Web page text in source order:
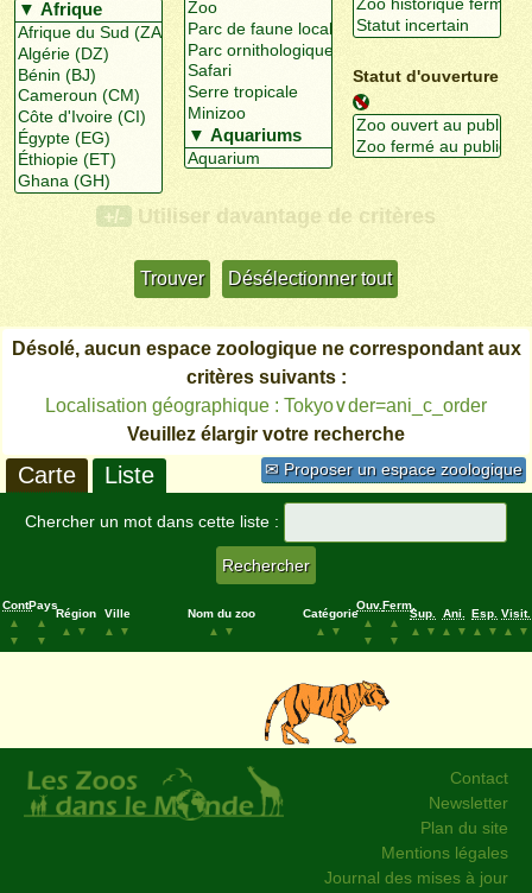
Statut d'ouverture
+/- Utiliser davantage de critères
Désolé, aucun espace zoologique ne correspondant aux
critères suivants :
Localisation géographique : Tokyo∨der=ani_c_order
Veuillez élargir votre recherche
✉ Proposer un espace zoologique
Carte Liste
Chercher un mot dans cette liste :
Cont.
▲
▼
Pays
▲
▼
Région
▲
▼
Ville
▲
▼
Nom du zoo
▲
▼
Catégorie
▲
▼
Ouv.
▲
▼
Ferm.
▲
▼
Sup.
▲
▼
Ani.
▲
▼
Esp.
▲
▼
Visit.
▲
▼
Contact
Newsletter
Plan du site
Mentions légales
Journal des mises à jour